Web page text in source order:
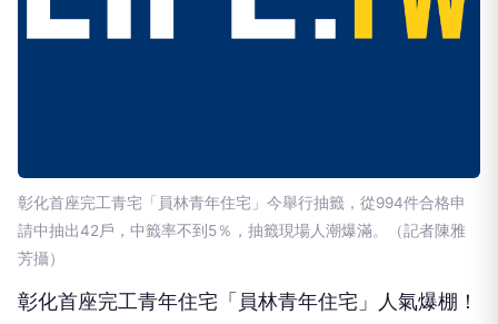
彰化首座完工青宅「員林青年住宅」今舉行抽籤，從994件合格申
請中抽出42戶，中籤率不到5％，抽籤現場人潮爆滿。（記者陳雅
芳攝）
彰化首座完工青年住宅「員林青年住宅」人氣爆棚！